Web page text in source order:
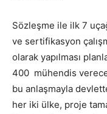
Sözleşme ile ilk 7
ve sertifikasyon
olarak yapılması
400 mühendis
bu anlaşmayla
her iki ülke, proje